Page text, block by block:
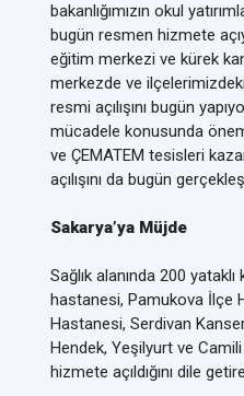
bakanlığımızın okul
bugün resmen hizmete
eğitim merkezi ve kürek
merkezde ve ilçelerimizdeki
resmi açılışını bugün
mücadele konusunda
ve ÇEMATEM tesisleri
açılışını da bugün
Sakarya’ya Müjde
Sağlık alanında 200
hastanesi, Pamukova İlçe
Hastanesi, Serdivan
Hendek, Yeşilyurt ve
hizmete açıldığını dile